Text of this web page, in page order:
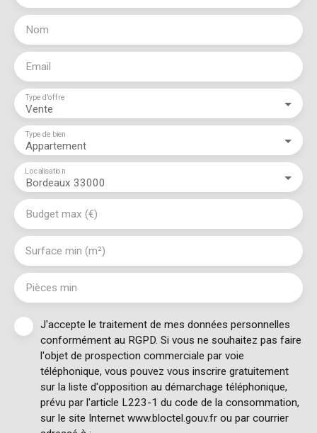
Nom
Email
Vente
Type d'offre
Appartement
Type de bien
Bordeaux 33000
Localisation
Budget max (€)
Surface min (m²)
Pièces min
J'accepte le traitement de mes données personnelles
conformément au RGPD. Si vous ne souhaitez pas faire
l'objet de prospection commerciale par voie
téléphonique, vous pouvez vous inscrire gratuitement
sur la liste d'opposition au démarchage téléphonique,
prévu par l'article L223-1 du code de la consommation,
sur le site Internet www.bloctel.gouv.fr ou par courrier